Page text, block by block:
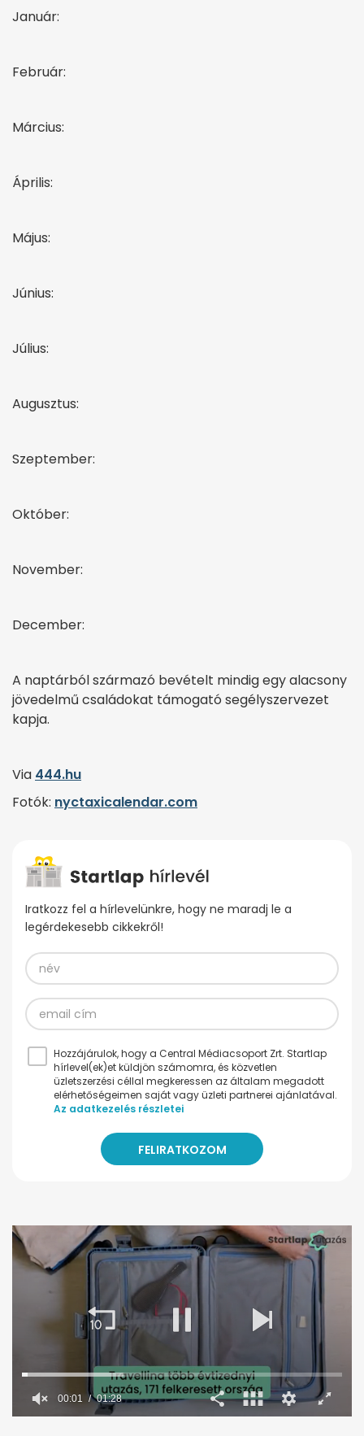
Január:
Február:
Március:
Április:
Május:
Június:
Július:
Augusztus:
Szeptember:
Október:
November:
December:
A naptárból származó bevételt mindig egy alacsony
jövedelmű családokat támogató segélyszervezet
kapja.
Via 444.hu
Fotók: nyctaxicalendar.com
Iratkozz fel a hírlevelünkre, hogy ne maradj le a
legérdekesebb cikkekről!
Hozzájárulok, hogy a Central Médiacsoport Zrt. Startlap
hírlevel(ek)et küldjön számomra, és közvetlen
üzletszerzési céllal megkeressen az általam megadott
elérhetőségeimen saját vagy üzleti partnerei ajánlatával.
Az adatkezelés részletei
00:02 01:28